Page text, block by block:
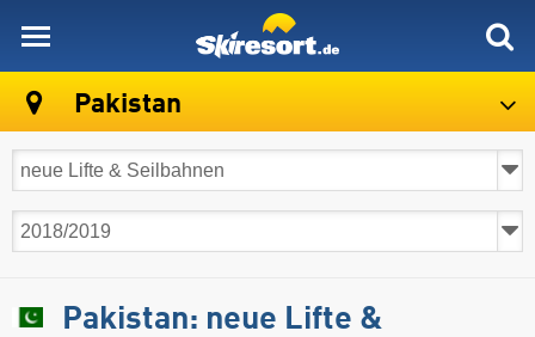
Pakistan
Pakistan: neue Lifte &